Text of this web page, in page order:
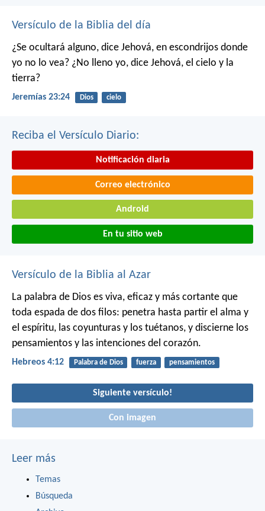
Versículo de la Biblia del día
¿Se ocultará alguno, dice Jehová, en escondrijos donde
yo no lo vea? ¿No lleno yo, dice Jehová, el cielo y la
tierra?
Jeremías 23:24 Dios cielo
Reciba el Versículo Diario:
Notificación diaria
Correo electrónico
Android
En tu sitio web
Versículo de la Biblia al Azar
La palabra de Dios es viva, eficaz y más cortante que
toda espada de dos filos: penetra hasta partir el alma y
el espíritu, las coyunturas y los tuétanos, y discierne los
pensamientos y las intenciones del corazón.
Hebreos 4:12 Palabra de Dios fuerza pensamientos
Siguiente versículo!
Con imagen
Leer más
Temas
Búsqueda